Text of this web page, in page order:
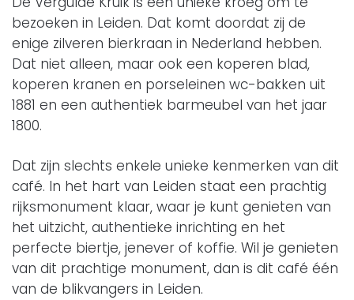
bezoeken in Leiden. Dat komt doordat zij de
enige zilveren bierkraan in Nederland hebben.
Dat niet alleen, maar ook een koperen blad,
koperen kranen en porseleinen wc-bakken uit
1881 en een authentiek barmeubel van het jaar
1800.
Dat zijn slechts enkele unieke kenmerken van dit
café. In het hart van Leiden staat een prachtig
rijksmonument klaar, waar je kunt genieten van
het uitzicht, authentieke inrichting en het
perfecte biertje, jenever of koffie. Wil je genieten
van dit prachtige monument, dan is dit café één
van de blikvangers in Leiden.